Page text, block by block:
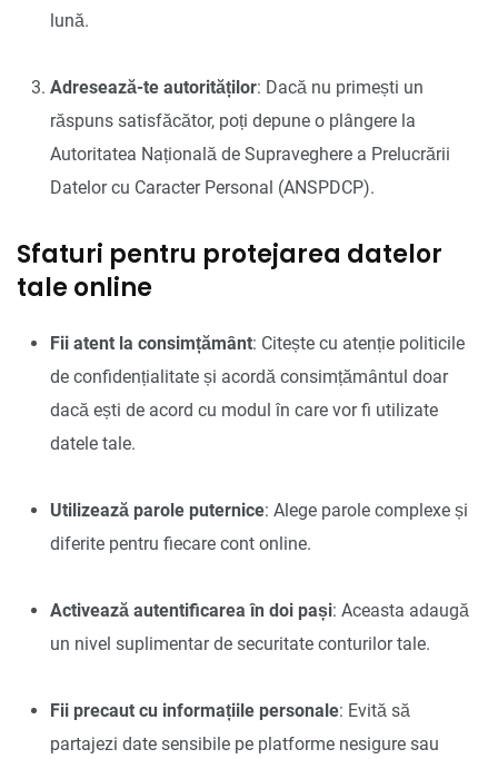
lună.
Adresează-te autorităților: Dacă nu primești un
răspuns satisfăcător, poți depune o plângere la
Autoritatea Națională de Supraveghere a Prelucrării
Datelor cu Caracter Personal (ANSPDCP).
Sfaturi pentru protejarea datelor
tale online
Fii atent la consimțământ: Citește cu atenție politicile
de confidențialitate și acordă consimțământul doar
dacă ești de acord cu modul în care vor fi utilizate
datele tale.
Utilizează parole puternice: Alege parole complexe și
diferite pentru fiecare cont online.
Activează autentificarea în doi pași: Aceasta adaugă
un nivel suplimentar de securitate conturilor tale.
Fii precaut cu informațiile personale: Evită să
partajezi date sensibile pe platforme nesigure sau